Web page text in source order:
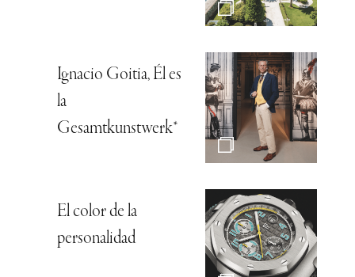
Ignacio Goitia, Él es
la
Gesamtkunstwerk*
El color de la
personalidad